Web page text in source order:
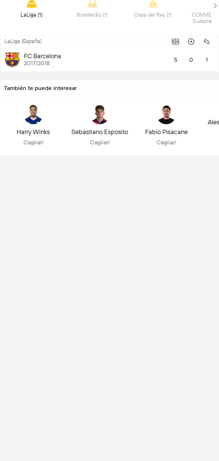
LaLiga (España)
FC Barcelona
2017/2018 5 0 1
También te puede interesar
Harry Winks
Cagliari
Sebastiano Esposito
Cagliari
Fabio Pisacane
Cagliari